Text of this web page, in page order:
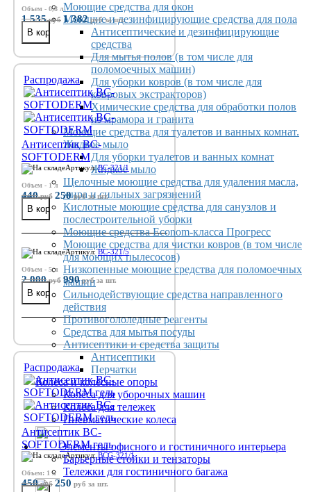
Моющие средства для окон
Моющие и дезинфицирующие средства для пола
Антисептические и дезинфицирующие
средства
Для мытья полов (в том числе для
поломоечных машин)
Для уборки ковров (в том числе для
ковровых экстракторов)
Химические средства для обработки полов
из мрамора и гранита
Моющие средства для туалетов и ванных комнат.
Жидкое мыло
Для уборки туалетов и ванных комнат
Жидкое мыло
Щелочные моющие средства для удаления масла,
жира и сильных загрязнений
Кислотные моющие средства для санузлов и
послестроительной уборки
Моющие средства Econom-класса Прогресс
Моющие средства для чистки ковров (в том числе
для моющих пылесосов)
Низкопенные моющие средства для поломоечных
машин
Сильнодействующие средства направленного
действия
Противогололедные реагенты
Средства для мытья посуды
Антисептики и средства защиты
Антисептики
Перчатки
Колёса и колёсные опоры
Колёса для уборочных машин
Колёса для тележек
Пневматические колеса
Элементы офисного и гостиничного интерьера
Барьерные стойки и тензаторы
Тележки для гостиничного багажа
Объем - 0,8 л
1 535руб 1 382рубза шт.
Распродажа
Антисептик BC-
SOFTODERM
Артикул:BC-321/1
Объем - 1 л
440руб 250рубза шт.
Артикул:BC-321/5
Объем - 5 л
2 000руб 990рубза шт.
Распродажа
Антисептик BC-
SOFTODERM гель
Артикул: BCG-321/1
Объем: 1 л
450руб 250 руб за шт.